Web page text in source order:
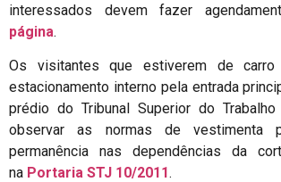
interessados devem fazer
página.
Os visitantes que estiverem de
estacionamento interno pela entrada
prédio do Tribunal Superior do
observar as normas de vestimenta
permanência nas dependências da
na Portaria STJ 10/2011.